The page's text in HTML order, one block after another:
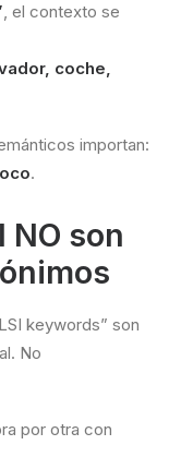
, el contexto se
coche,
importan:
.
NO son
keywords” son
No
por otra con